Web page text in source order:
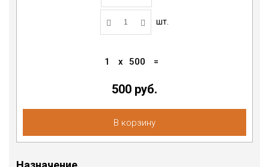
шт.
1 x 500 =
500 руб.
В корзину